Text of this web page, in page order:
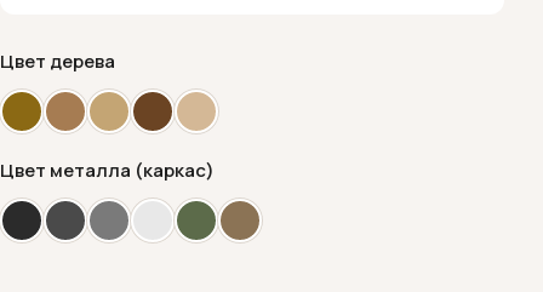
Цвет дерева
Цвет металла (каркас)